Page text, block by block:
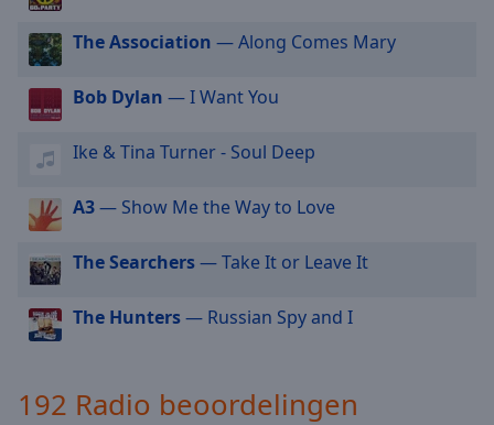
modal
window.
window.
Escape
cancel
and
close
The Association — Along Comes Mary
Bob Dylan — I Want You
Ike & Tina Turner - Soul Deep
A3— Show Me the Way to Love
The Searchers— Take It or Leave It
The Hunters— Russian Spy and I
192 Radio beoordelingen